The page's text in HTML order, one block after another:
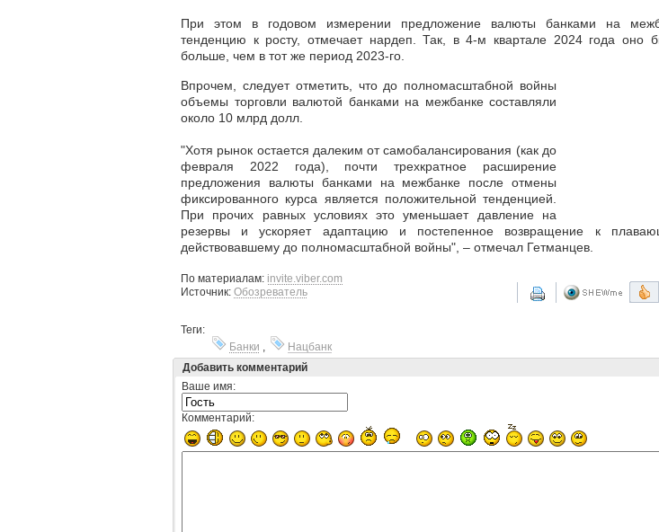
При этом в годовом измерении предложение валюты банками на
тенденцию к росту, отмечает нардеп. Так, в 4-м квартале 2024 года оно
больше, чем в тот же период 2023-го.
Впрочем, следует отметить, что до полномасштабной войны
объемы торговли валютой банками на межбанке составляли
около 10 млрд долл.
"Хотя рынок остается далеким от самобалансирования (как до
февраля 2022 года), почти трехкратное расширение
предложения валюты банками на межбанке после отмены
фиксированного курса является положительной тенденцией.
При прочих равных условиях это уменьшает давление на
резервы и ускоряет адаптацию и постепенное возвращение к
действовавшему до полномасштабной войны", – отмечал Гетманцев.
По материалам: invite.viber.com
Источник: Обозреватель
Теги:
Банки ,
Нацбанк
Добавить комментарий
Ваше имя:
Комментарий: